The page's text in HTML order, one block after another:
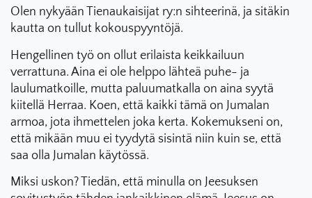
Olen nykyään Tienaukaisijat ry:n sihteerinä, ja sitäkin
kautta on tullut kokouspyyntöjä.
Hengellinen työ on ollut erilaista keikkailuun
verrattuna. Aina ei ole helppo lähteä puhe- ja
laulumatkoille, mutta paluumatkalla on aina syytä
kiitellä Herraa. Koen, että kaikki tämä on Jumalan
armoa, jota ihmettelen joka kerta. Kokemukseni on,
että mikään muu ei tyydytä sisintä niin kuin se, että
saa olla Jumalan käytössä.
Miksi uskon? Tiedän, että minulla on Jeesuksen